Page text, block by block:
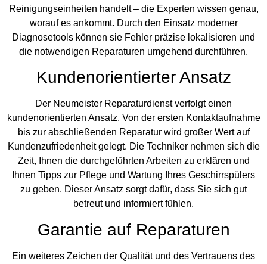
Reinigungseinheiten handelt – die Experten wissen genau,
worauf es ankommt. Durch den Einsatz moderner
Diagnosetools können sie Fehler präzise lokalisieren und
die notwendigen Reparaturen umgehend durchführen.
Kundenorientierter Ansatz
Der Neumeister Reparaturdienst verfolgt einen
kundenorientierten Ansatz. Von der ersten Kontaktaufnahme
bis zur abschließenden Reparatur wird großer Wert auf
Kundenzufriedenheit gelegt. Die Techniker nehmen sich die
Zeit, Ihnen die durchgeführten Arbeiten zu erklären und
Ihnen Tipps zur Pflege und Wartung Ihres Geschirrspülers
zu geben. Dieser Ansatz sorgt dafür, dass Sie sich gut
betreut und informiert fühlen.
Garantie auf Reparaturen
Ein weiteres Zeichen der Qualität und des Vertrauens des